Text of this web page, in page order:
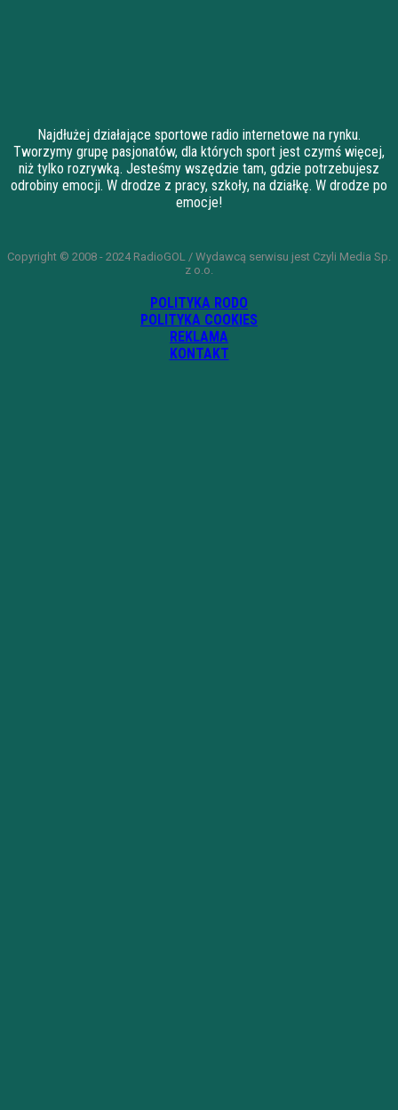
Najdłużej działające sportowe radio internetowe na rynku.
Tworzymy grupę pasjonatów, dla których sport jest czymś więcej,
niż tylko rozrywką. Jesteśmy wszędzie tam, gdzie potrzebujesz
odrobiny emocji. W drodze z pracy, szkoły, na działkę. W drodze po
emocje!
Copyright © 2008 - 2024 RadioGOL / Wydawcą serwisu jest Czyli Media Sp.
z o.o.
POLITYKA RODO
POLITYKA COOKIES
REKLAMA
KONTAKT